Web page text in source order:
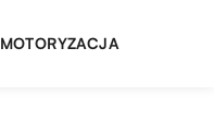
MOTORYZACJA